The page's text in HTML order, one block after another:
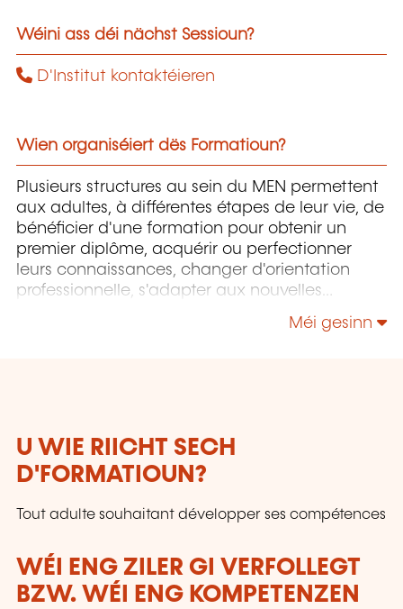
Wéini ass déi nächst Sessioun?
D'Institut kontaktéieren
Wien organiséiert dës Formatioun?
Plusieurs structures au sein du MEN permettent
aux adultes, à différentes étapes de leur vie, de
bénéficier d'une formation pour obtenir un
premier diplôme, acquérir ou perfectionner
leurs connaissances, changer d'orientation
professionnelle, s'adapter aux nouvelles
technologies, enrichir leur culture personnelle...
Méi gesinn
U WIE RIICHT SECH
D'FORMATIOUN?
Tout adulte souhaitant développer ses compétences
WÉI ENG ZILER GI VERFOLLEGT
BZW. WÉI ENG KOMPETENZEN